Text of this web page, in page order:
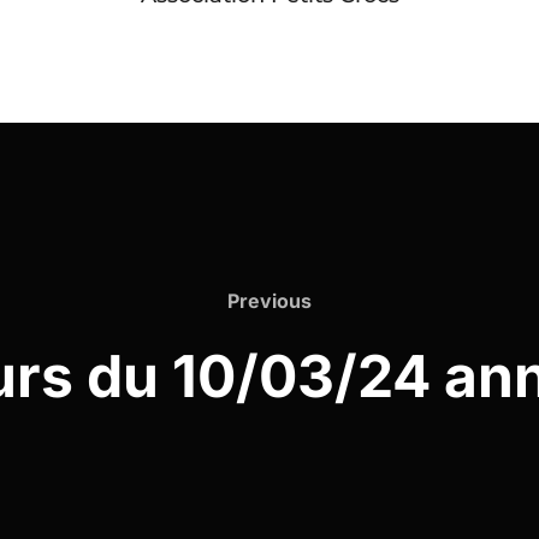
Previous
Previous
du 10/03/24